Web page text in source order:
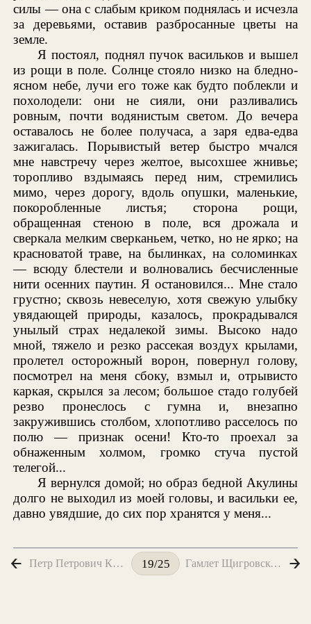
силы — она с слабым криком поднялась и исчезла
за деревьями, оставив разбросанные цветы на
земле.
Я постоял, поднял пучок васильков и вышел
из рощи в поле. Солнце стояло низко на бледно-
ясном небе, лучи его тоже как будто поблекли и
похолодели: они не сияли, они разливались
ровным, почти водянистым светом. До вечера
оставалось не более получаса, а заря едва-едва
зажигалась. Порывистый ветер быстро мчался
мне навстречу через желтое, высохшее жнивье;
торопливо вздымаясь перед ним, стремились
мимо, через дорогу, вдоль опушки, маленькие,
покоробленные листья; сторона рощи,
обращенная стеною в поле, вся дрожала и
сверкала мелким сверканьем, четко, но не ярко; на
красноватой траве, на былинках, на соломинках
— всюду блестели и волновались бесчисленные
нити осенних паутин. Я остановился... Мне стало
грустно; сквозь невеселую, хотя свежую улыбку
увядающей природы, казалось, прокрадывался
унылый страх недалекой зимы. Высоко надо
мной, тяжело и резко рассекая воздух крылами,
пролетел осторожный ворон, повернул голову,
посмотрел на меня сбоку, взмыл и, отрывисто
каркая, скрылся за лесом; большое стадо голубей
резво пронеслось с гумна и, внезапно
закружившись столбом, хлопотливо расселось по
полю — признак осени! Кто-то проехал за
обнаженным холмом, громко стуча пустой
телегой...
Я вернулся домой; но образ бедной Акулины
долго не выходил из моей головы, и васильки ее,
давно увядшие, до сих пор хранятся у меня...
Петр Петрович Каратаев 19/25 Гамлет Щигровского уезда